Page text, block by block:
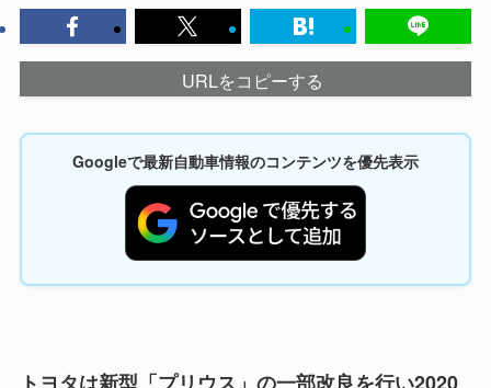
URLをコピーする
Googleで最新自動車情報のコンテンツを優先表示